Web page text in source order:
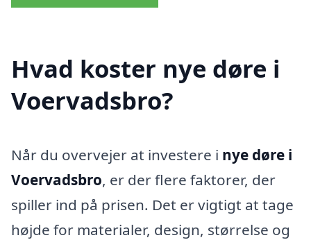
Hvad koster nye døre i
Voervadsbro?
Når du overvejer at investere i nye døre i
Voervadsbro, er der flere faktorer, der
spiller ind på prisen. Det er vigtigt at tage
højde for materialer, design, størrelse og